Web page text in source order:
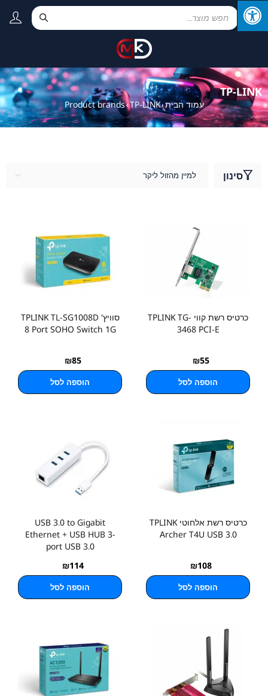
TP-LINK
עמוד הבית›
Product brands›TP-LINK
סינון למיין מהזול ליקר
כרטיס רשת קווי TPLINK TG-
3468 PCI-E
₪55
הוספה לסל
סוויץ' TPLINK TL-SG1008D
8 Port SOHO Switch 1G
₪85
הוספה לסל
כרטיס רשת אלחוטי TPLINK
Archer T4U USB 3.0
₪108
הוספה לסל
USB 3.0 to Gigabit
Ethernet + USB HUB 3-
port USB 3.0
₪114
הוספה לסל